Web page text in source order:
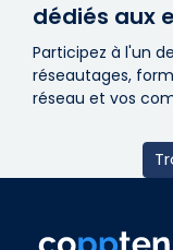
dédiés aux
Participez à l'un
réseautages,
réseau et vos